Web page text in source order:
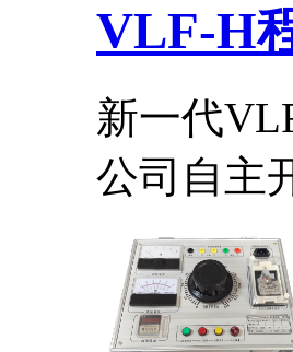
VLF-H
新一代
公司自主